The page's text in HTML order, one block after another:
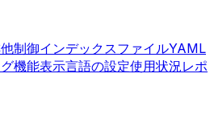
制御インデックスファイルYAML
機能表示言語の設定使用状況レポ